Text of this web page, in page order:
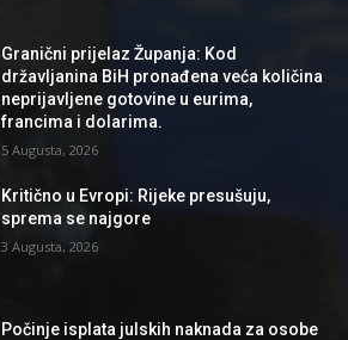
Granični prijelaz Županja: Kod
državljanina BiH pronađena veća količina
neprijavljene gotovine u eurima,
francima i dolarima.
5 Augusta, 2026
Kritično u Evropi: Rijeke presušuju,
sprema se najgore
3 Augusta, 2026
Počinje isplata julskih naknada za osobe